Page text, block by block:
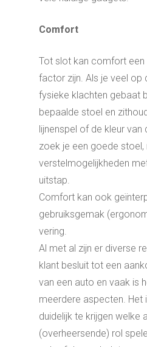
Comfort
Tot slot kan comfort
factor zijn. Als je veel op
fysieke klachten gebaat
bepaalde stoel en
lijnenspel of de kleur van
zoek je een goede
verstelmogelijkheden
uitstap.
Comfort kan ook
gebruiksgemak
vering.
Al met al zijn er diverse
klant besluit tot een
van een auto en vaak is
meerdere aspecten. Het
duidelijk te krijgen welke
(overheersende) rol